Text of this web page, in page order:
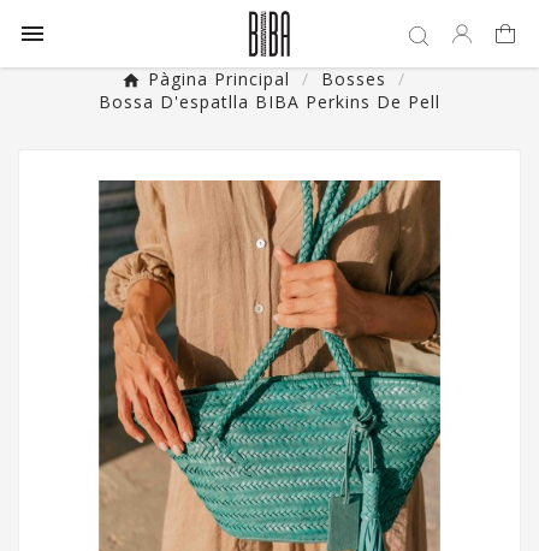

Pàgina Principal
Bosses
Bossa D'espatlla BIBA Perkins De Pell